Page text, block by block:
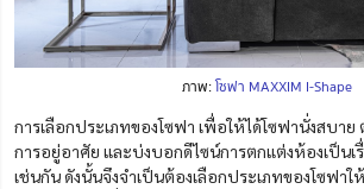
ภาพ:โซฟา MAXXIM I-Shape
การเลือกประเภทของโซฟา เพื่อให้ได้โซฟานั่งสบา
การอยู่อาศัย และบ่งบอกดีไซน์การตกแต่งห้องเป็น
เช่นกัน ดังนั้นจึงจำเป็นต้องเลือกประเภทของโซฟาใ